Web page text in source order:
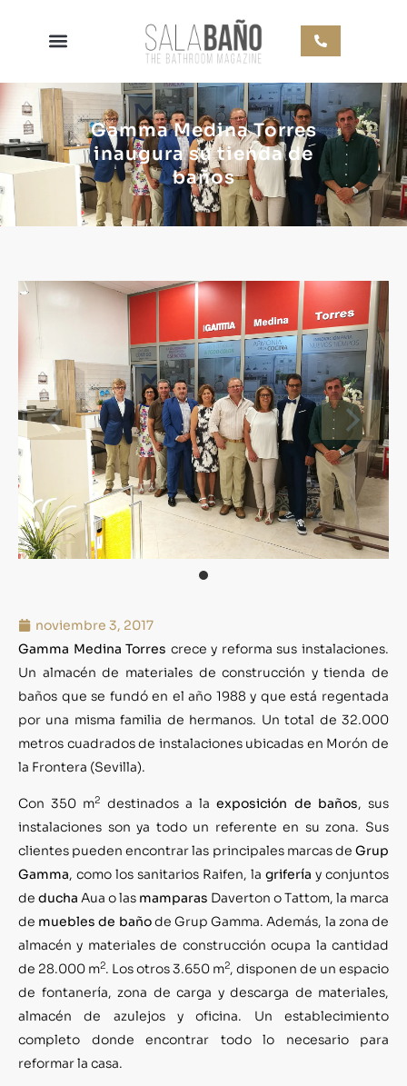
Gamma Medina Torres
inaugura su tienda de
baños
noviembre 3, 2017
Gamma Medina Torres crece y reforma sus instalaciones.
Un almacén de materiales de construcción y tienda de
baños que se fundó en el año 1988 y que está regentada
por una misma familia de hermanos. Un total de 32.000
metros cuadrados de instalaciones ubicadas en Morón de
la Frontera (Sevilla).
Con 350 m2 destinados a laexposición de baños, sus
instalaciones son ya todo un referente en su zona. Sus
clientes pueden encontrar las principales marcas de Grup
Gamma, como los sanitarios Raifen, la grifería y conjuntos
de ducha Aua o las mamparas Daverton o Tattom, la marca
de muebles de bañode Grup Gamma. Además, la zona de
almacén y materiales de construcción ocupa la cantidad
de 28.000 m2. Los otros 3.650 m2, disponen de un espacio
de fontanería, zona de carga y descarga de materiales,
almacén de azulejos y oficina. Un establecimiento
completo donde encontrar todo lo necesario para
reformar la casa.